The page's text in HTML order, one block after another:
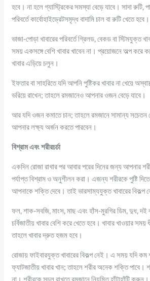
হবে। না হলে গ্যাস্ট্রিকের সমস্যা বেড়ে যাবে। সাদা রুটি,
পরিবর্তে কার্বোহাইড্রেটসমৃদ্ধ বাদামি চাল বা রুটি খেতে হবে।
ভাজা-পোড়া খাবারের পরিবর্তে গ্রিলড, বেকড বা স্টিমযুক্ত
সময় একসঙ্গে বেশি খাবার খাবেন না। প্রয়োজনে অল্প করে
খাবার এড়িয়ে চলুন।
ইফতার বা সাহরিতে যদি আপনি পুষ্টিকর খাবার না খেয়ে
ভরিয়ে রাখেন; তাহলে রমজানেও আপনার ওজন বেড়ে যাবে।
আর যদি ওজন কমাতে চান; তাহলে রমজানে সামান্য সচেতন
আপনার লক্ষ্য অর্জন করতে পারবেন।
বিশ্রাম এবং শরীরচর্চা
একদিন রোজা রাখার পর আবার পরের দিনের জন্য আপনার
পর্যাপ্ত বিশ্রাম ও অনুশীলন করা। এজন্য শরীরকে পুষ্টি
আপনাকে শক্তি দেবে। তাই ভারসাম্যযুক্ত খাবারের বিকল্প
ফল, শাক-সবজি, মাংস, মাছ এবং হাঁস-মুরগির ডিম, দুধ, দই
চর্বিজাতীয় খাবার বেশি করে খেতে হবে। খাবার খাওয়ার সময়
তাহলে খাবার দ্রুত হজম হবে।
রোজায় ফাইবারযুক্ত খাবারের বিকল্প নেই। এ সময় যদি কম
ফ্যাটজাতীয় খাবার খান; তাহলে শরীর অনেক শক্তি
না। শরীরকে সচল রাখতে রমজানে নিয়মিত হাঁটাহাঁটি করুন।